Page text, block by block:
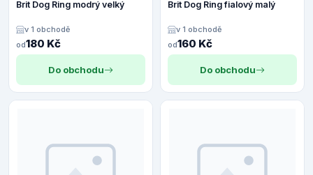
Brit Dog Ring modrý velký
v 1 obchodě
od180 Kč
Do obchodu
Brit Dog Ring fialový malý
v 1 obchodě
od160 Kč
Do obchodu